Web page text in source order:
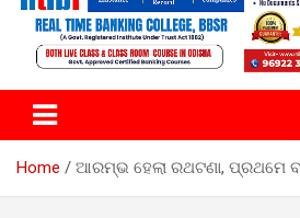
Home ଆରମ୍ଭ ହେଲା ରଥଟଣା, ପ୍ରଥମେ